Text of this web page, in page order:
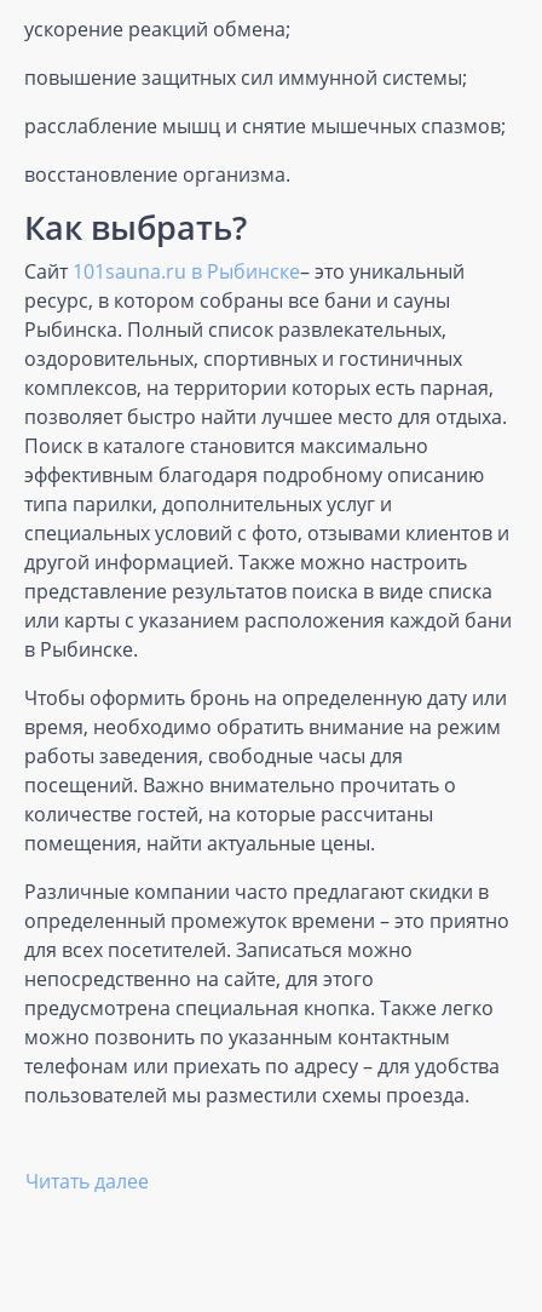
ускорение реакций обмена;
повышение защитных сил иммунной системы;
расслабление мышц и снятие мышечных спазмов;
восстановление организма.
Как выбрать?
Сайт101sauna.ru в Рыбинске– это уникальный
ресурс, в котором собраны все бани и сауны
Рыбинска. Полный список развлекательных,
оздоровительных, спортивных и гостиничных
комплексов, на территории которых есть парная,
позволяет быстро найти лучшее место для отдыха.
Поиск в каталоге становится максимально
эффективным благодаря подробному описанию
типа парилки, дополнительных услуг и
специальных условий с фото, отзывами клиентов и
другой информацией. Также можно настроить
представление результатов поиска в виде списка
или карты с указанием расположения каждой бани
в Рыбинске.
Чтобы оформить бронь на определенную дату или
время, необходимо обратить внимание на режим
работы заведения, свободные часы для
посещений. Важно внимательно прочитать о
количестве гостей, на которые рассчитаны
помещения, найти актуальные цены.
Различные компании часто предлагают скидки в
определенный промежуток времени – это приятно
для всех посетителей. Записаться можно
непосредственно на сайте, для этого
предусмотрена специальная кнопка. Также легко
можно позвонить по указанным контактным
телефонам или приехать по адресу – для удобства
пользователей мы разместили схемы проезда.
Читать далее